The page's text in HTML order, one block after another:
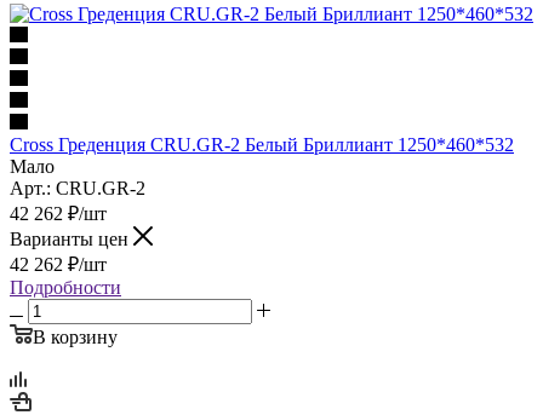
Cross Греденция CRU.GR-2 Белый Бриллиант 1250*460*532
Мало
Арт.: CRU.GR-2
42 262 ₽/шт
Варианты цен
42 262 ₽/шт
Подробности
В корзину